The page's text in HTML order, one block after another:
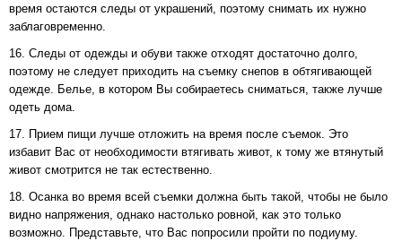
время остаются следы от украшений, поэтому снимать их нужно
заблаговременно.
16. Следы от одежды и обуви также отходят достаточно долго,
поэтому не следует приходить на съемку снепов в обтягивающей
одежде. Белье, в котором Вы собираетесь сниматься, также лучше
одеть дома.
17. Прием пищи лучше отложить на время после съемок. Это
избавит Вас от необходимости втягивать живот, к тому же втянутый
живот смотрится не так естественно.
18. Осанка во время всей съемки должна быть такой, чтобы не было
видно напряжения, однако настолько ровной, как это только
возможно. Представьте, что Вас попросили пройти по подиуму.